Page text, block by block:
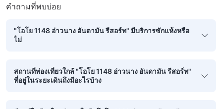
คำถามที่พบบ่อย
"โอโย 1148 อ่าวนาง อันดามัน รีสอร์ท" มีบริการซักแห้งหรือ
ไม่
สถานที่ท่องเที่ยวใกล้ "โอโย 1148 อ่าวนาง อันดามัน รีสอร์ท"
ที่อยู่ในระยะเดินถึงมีอะไรบ้าง